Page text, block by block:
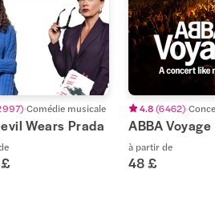
997) Comédie musicale
Wears Prada
4.8(6 462)
ABBA Voyage
à partir de
48 £